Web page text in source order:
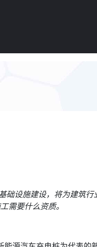
础设施建设，将为建筑
需要什么资质。